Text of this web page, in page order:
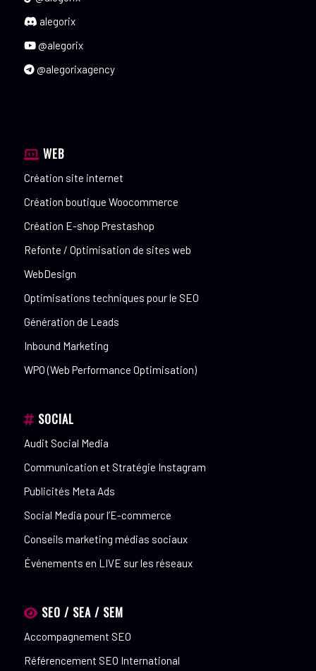
alegorix
@alegorix
@alegorixagency
WEB
Création site internet
Création boutique Woocommerce
Création E-shop Prestashop
Refonte / Optimisation de sites web
WebDesign
Optimisations techniques pour le SEO
Génération de Leads
Inbound Marketing
WPO (Web Performance Optimisation)
SOCIAL
Audit Social Media
Communication et Stratégie Instagram
Publicités Meta Ads
Social Media pour l’E-commerce
Conseils marketing médias sociaux
Événements en LIVE sur les réseaux
SEO / SEA / SEM
Accompagnement SEO
Référencement SEO International